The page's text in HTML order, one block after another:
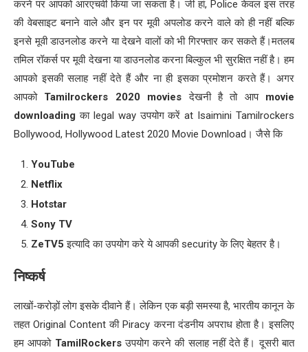
करने पर आपको आरएचवी किया जा सकता है। जी हां, Police केवल इस तरह
की वेबसाइट बनाने वाले और इन पर मूवी अपलोड करने वाले को ही नहीं बल्कि
इनसे मूवी डाउनलोड करने या देखने वालों को भी गिरफ्तार कर सकते हैं।मतलब
तमिल रॉकर्स पर मूवी देखना या डाउनलोड करना बिल्कुल भी सुरक्षित नहीं है। हम
आपको इसकी सलाह नहीं देते हैं और ना ही इसका प्रमोशन करते हैं। अगर
आपको Tamilrockers 2020 movies देखनी है तो आप movie
downloading का legal way उपयोग करें at Isaimini Tamilrockers
Bollywood, Hollywood Latest 2020 Movie Download। जैसे कि
YouTube
Netflix
Hotstar
Sony TV
ZeTV5 इत्यादि का उपयोग करे ये आपकी security के लिए बेहतर है।
निष्कर्ष
लाखों-करोड़ों लोग इसके दीवाने हैं। लेकिन एक बड़ी समस्या है, भारतीय कानून के
तहत Original Content की Piracy करना दंडनीय अपराध होता है। इसलिए
हम आपको TamilRockersउपयोग करने की सलाह नहीं देते हैं। दूसरी बात